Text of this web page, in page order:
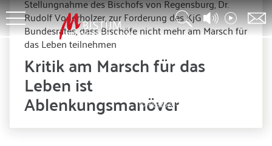
Stellungnahme des Bischofs von Regensburg, Dr.
Rudolf Voderholzer, zur Forderung des KjG
Bundesrates, dass Bischöfe nicht mehr am Marsch für
das Leben teilnehmen
Kritik am Marsch für das
Leben ist
Ablenkungsmanöver©Prostock-Studio – stock.adobe.com